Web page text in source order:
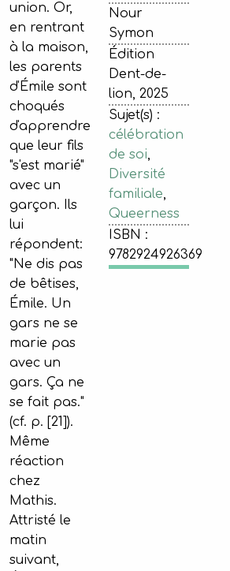
union. Or,
en rentrant
à la maison,
les parents
d'Émile sont
choqués
d'apprendre
que leur fils
"s'est marié"
avec un
garçon. Ils
lui
répondent:
"Ne dis pas
de bêtises,
Émile. Un
gars ne se
marie pas
avec un
gars. Ça ne
se fait pas."
(cf. p. [21]).
Même
réaction
chez
Mathis.
Attristé le
matin
suivant,
Nour
Symon
Édition
Dent-de-
lion, 2025
Sujet(s) :
célébration
de soi,
Diversité
familiale,
Queerness
ISBN :
9782924926369